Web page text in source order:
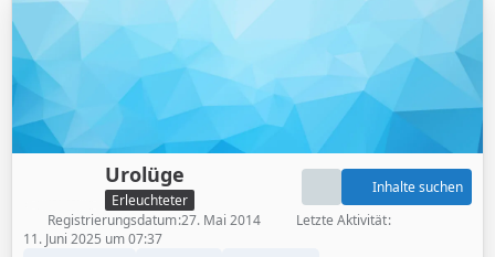
Urolüge
Erleuchteter
Inhalte suchen
Registrierungsdatum 27. Mai 2014
Letzte Aktivität
11. Juni 2025 um 07:37